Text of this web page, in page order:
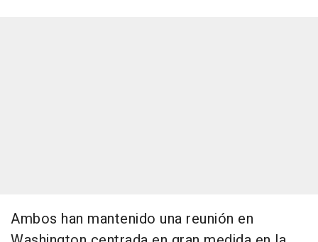
Ambos han mantenido una reunión en